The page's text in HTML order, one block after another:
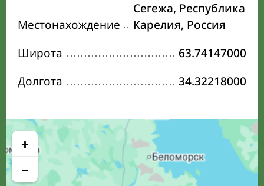
Местонахождение
Сегежа, Республика
Карелия, Россия
Широта
63.74147000
Долгота
34.32218000
+
−